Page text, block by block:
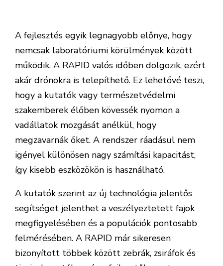
A fejlesztés egyik legnagyobb előnye, hogy
nemcsak laboratóriumi körülmények között
működik. A RAPID valós időben dolgozik, ezért
akár drónokra is telepíthető. Ez lehetővé teszi,
hogy a kutatók vagy természetvédelmi
szakemberek élőben kövessék nyomon a
vadállatok mozgását anélkül, hogy
megzavarnák őket. A rendszer ráadásul nem
igényel különösen nagy számítási kapacitást,
így kisebb eszközökön is használható.
A kutatók szerint az új technológia jelentős
segítséget jelenthet a veszélyeztetett fajok
megfigyelésében és a populációk pontosabb
felmérésében. A RAPID már sikeresen
bizonyított többek között zebrák, zsiráfok és